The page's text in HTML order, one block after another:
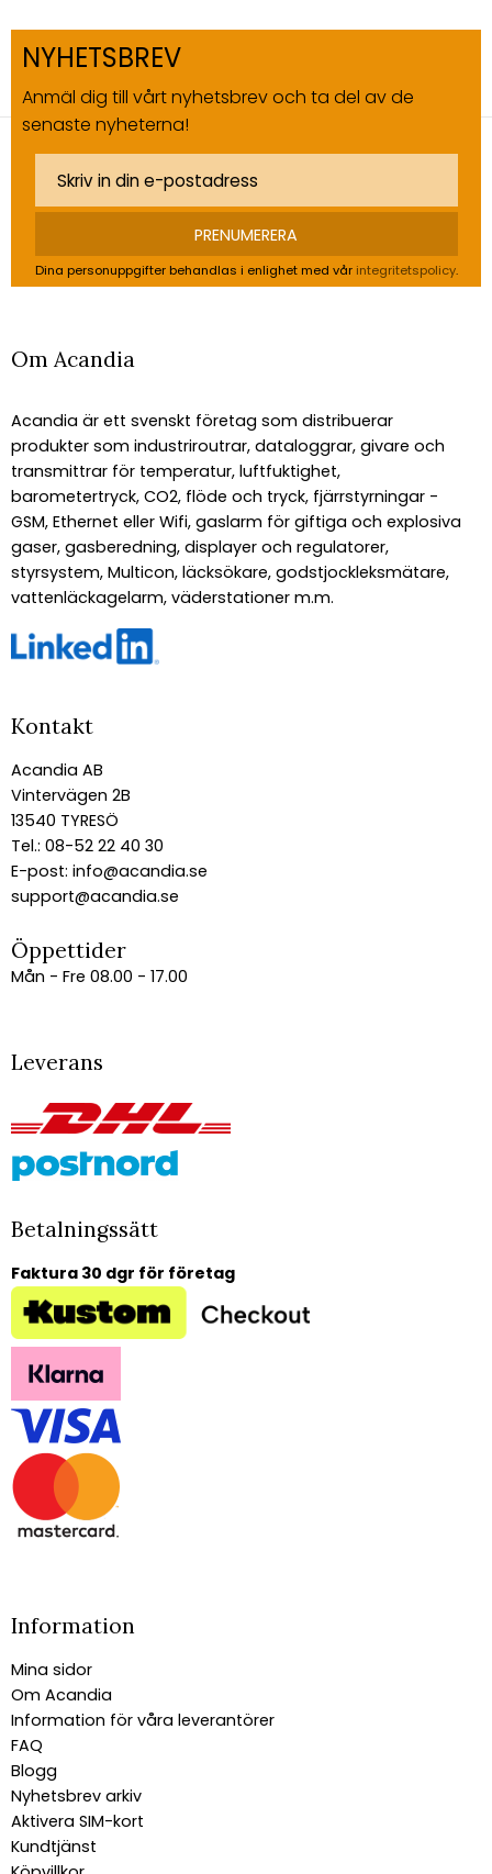
NYHETSBREV
Anmäl dig till vårt nyhetsbrev och ta del av de
senaste nyheterna!
PRENUMERERA
Dina personuppgifter behandlas i enlighet med vår integritetspolicy.
Om Acandia
Acandia är ett svenskt företag som distribuerar
produkter som industriroutrar, dataloggrar, givare och
transmittrar för temperatur, luftfuktighet,
barometertryck, CO2, flöde och tryck, fjärrstyrningar -
GSM, Ethernet eller Wifi, gaslarm för giftiga och explosiva
gaser, gasberedning, displayer och regulatorer,
styrsystem, Multicon, läcksökare, godstjockleksmätare,
vattenläckagelarm, väderstationer m.m.
Kontakt
Acandia AB
Vintervägen 2B
13540 TYRESÖ
Tel.: 08-52 22 40 30
E-post: info@acandia.se
support@acandia.se
Öppettider
Mån - Fre 08.00 - 17.00
Leverans
Betalningssätt
Faktura 30 dgr för företag
Information
Mina sidor
Om Acandia
Information för våra leverantörer
FAQ
Blogg
Nyhetsbrev arkiv
Aktivera SIM-kort
Kundtjänst